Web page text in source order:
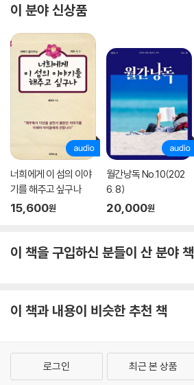
이 분야 신상품
너희에게 이 섬의 이야
기를 해주고 싶구나
15,600원
월간낭독 No.10(202
6. 8)
20,000원
이 책을 구입하신 분들이 산 분야 책
이 책과 내용이 비슷한 추천 책
로그인 최근 본 상품